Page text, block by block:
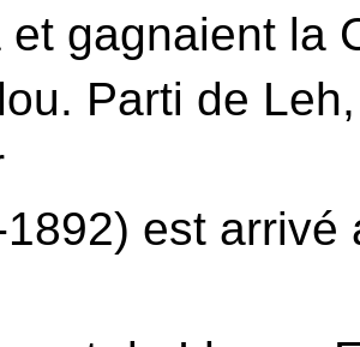
et gagnaient la
Parti de
est